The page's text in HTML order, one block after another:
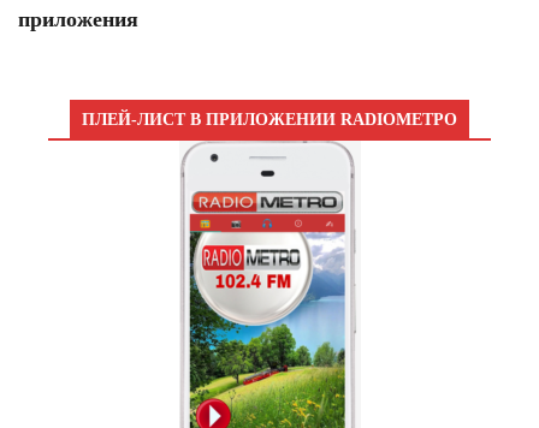
приложения
ПЛЕЙ-ЛИСТ В ПРИЛОЖЕНИИ RADIOМЕТРО